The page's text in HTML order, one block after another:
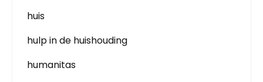
huis
hulp in de huishouding
humanitas